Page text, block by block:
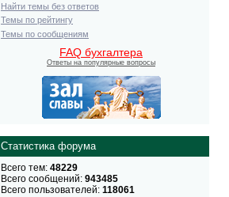
Найти темы без ответов
Темы по рейтингу
Темы по сообщениям
FAQ бухгалтера
Ответы на популярные вопросы
Статистика форума
Всего тем: 48229
Всего сообщений: 943485
Всего пользователей: 118061